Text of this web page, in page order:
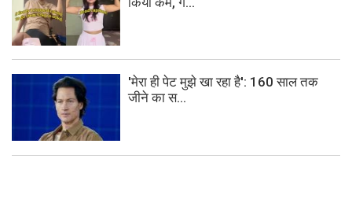
'मेरा ही पेट मुझे खा रहा है': 160 साल तक
जीने का स...